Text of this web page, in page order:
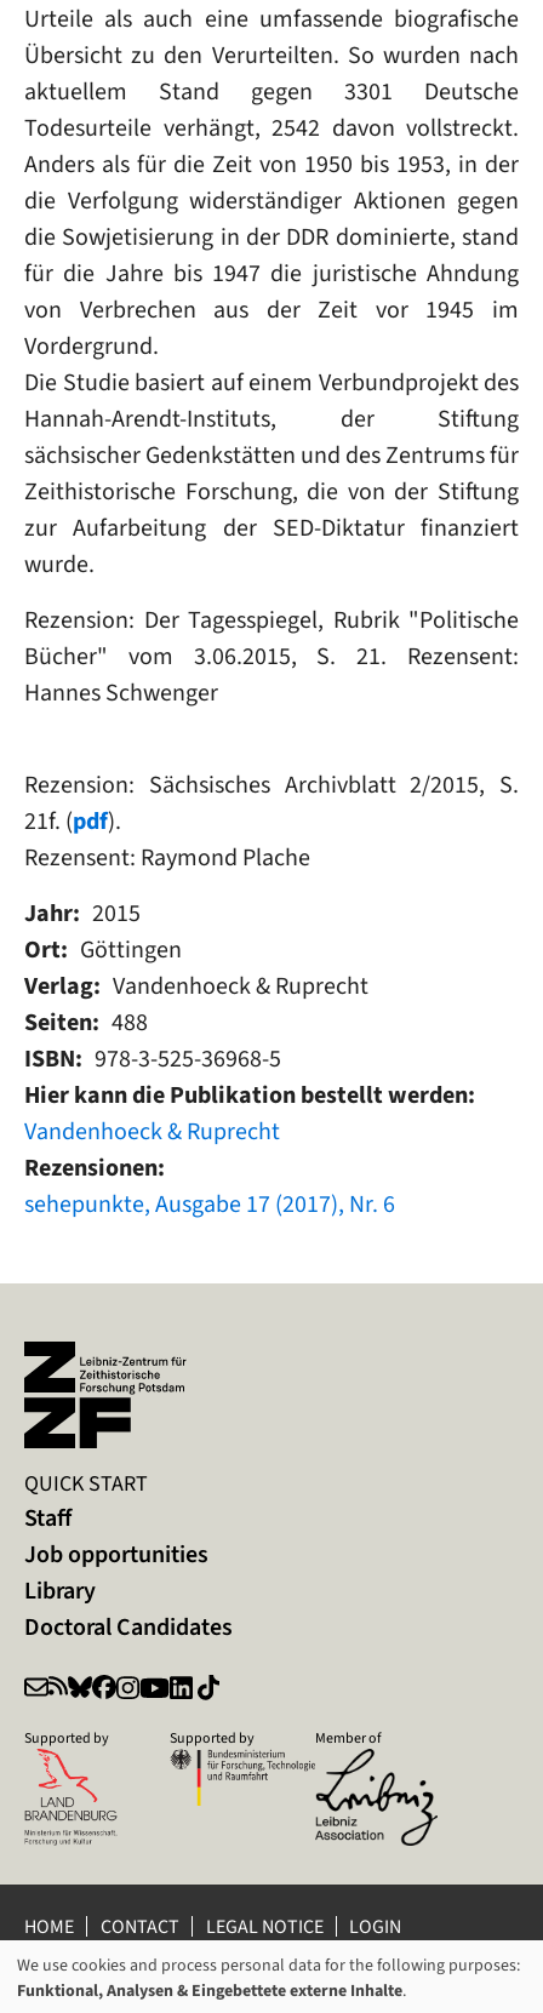
Urteile als auch eine umfassende biografische
Übersicht zu den Verurteilten. So wurden nach
aktuellem Stand gegen 3301 Deutsche
Todesurteile verhängt, 2542 davon vollstreckt.
Anders als für die Zeit von 1950 bis 1953, in der
die Verfolgung widerständiger Aktionen gegen
die Sowjetisierung in der DDR dominierte, stand
für die Jahre bis 1947 die juristische Ahndung
von Verbrechen aus der Zeit vor 1945 im
Vordergrund.
Die Studie basiert auf einem Verbundprojekt des
Hannah-Arendt-Instituts, der Stiftung
sächsischer Gedenkstätten und des Zentrums für
Zeithistorische Forschung, die von der Stiftung
zur Aufarbeitung der SED-Diktatur finanziert
wurde.
Rezension: Der Tagesspiegel, Rubrik "Politische
Bücher" vom 3.06.2015, S. 21. Rezensent:
Hannes Schwenger
Rezension: Sächsisches Archivblatt 2/2015, S.
21f. (pdf).
Rezensent: Raymond Plache
Jahr 2015
Ort
Göttingen
Verlag Vandenhoeck & Ruprecht
Seiten 488
ISBN
978-3-525-36968-5
Hier kann die Publikation bestellt werden
Vandenhoeck & Ruprecht
Rezensionen
sehepunkte, Ausgabe 17 (2017), Nr. 6
QUICK START
Staff
Job opportunities
Library
Doctoral Candidates
Supported by Supported by Member of
HOME CONTACT LEGAL NOTICE
LOGIN
PRIVACY POLICY
PRIVACY SETTINGS
WHISTLEBLOWER PROTECTION
USAGE
We use cookies and process personal data for the following purposes:
Funktional, Analysen & Eingebettete externe Inhalte.